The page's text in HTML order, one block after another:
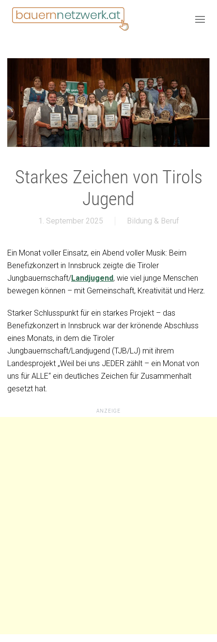
Starkes Zeichen von Tirols
Jugend
1. September 2025 Bildung & Beruf
Ein Monat voller Einsatz, ein Abend voller Musik: Beim
Benefizkonzert in Innsbruck zeigte die Tiroler
Jungbauernschaft/Landjugend, wie viel junge Menschen
bewegen können – mit Gemeinschaft, Kreativität und Herz.
Starker Schlusspunkt für ein starkes Projekt – das
Benefizkonzert in Innsbruck war der krönende Abschluss
eines Monats, in dem die Tiroler
Jungbauernschaft/Landjugend (TJB/LJ) mit ihrem
Landesprojekt „Weil bei uns JEDER zählt – ein Monat von
uns für ALLE“ ein deutliches Zeichen für Zusammenhalt
gesetzt hat.
ANZEIGE